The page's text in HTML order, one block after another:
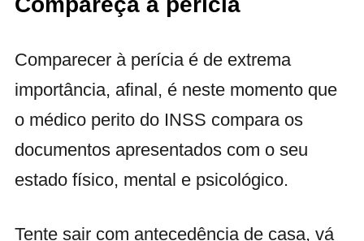
Comparecer à perícia é de extrema
importância, afinal, é neste momento que
o médico perito do INSS compara os
documentos apresentados com o seu
estado físico, mental e psicológico.
Tente sair com antecedência de casa, vá